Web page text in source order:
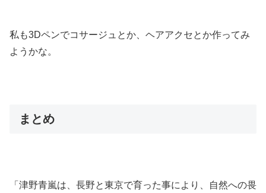
私も3Dペンでコサージュとか、ヘアアクセとか作ってみ
ようかな。
まとめ
「津野青嵐は、長野と東京で育った事により、自然への畏